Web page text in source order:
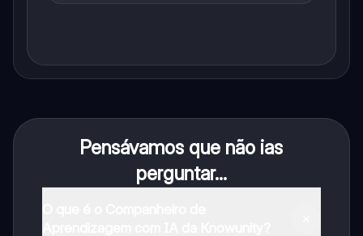
Pensávamos que não ias
perguntar...